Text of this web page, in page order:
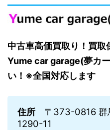
中古車高価買取り！買
Yume car garage(夢カ
い！※全国対応します
住所 〒373-0816 群
1290-11